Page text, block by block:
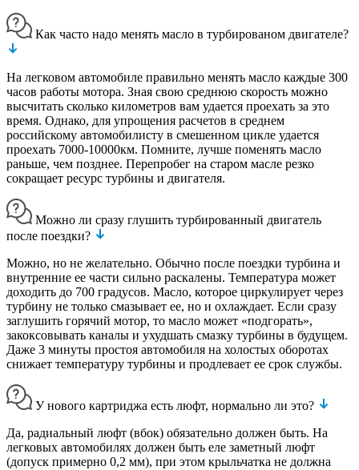
Как часто надо менять масло в турбированом двигателе?
На легковом автомобиле правильно менять масло каждые 300
часов работы мотора. Зная свою среднюю скорость можно
высчитать сколько километров вам удается проехать за это
время. Однако, для упрощения расчетов в среднем
российскому автомобилисту в смешенном цикле удается
проехать 7000-10000км. Помните, лучше поменять масло
раньше, чем позднее. Перепробег на старом масле резко
сокращает ресурс турбины и двигателя.
Можно ли сразу глушить турбированный двигатель
после поездки?
Можно, но не желательно. Обычно после поездки турбина и
внутренние ее части сильно раскалены. Температура может
доходить до 700 градусов. Масло, которое циркулирует через
турбину не только смазывает ее, но и охлаждает. Если сразу
заглушить горячий мотор, то масло может «подгорать»,
закоксовывать каналы и ухудшать смазку турбины в будущем.
Даже 3 минуты простоя автомобиля на холостых оборотах
снижает температуру турбины и продлевает ее срок службы.
У нового картриджа есть люфт, нормально ли это?
Да, радиальный люфт (вбок) обязательно должен быть. На
легковых автомобилях должен быть еле заметный люфт
(допуск примерно 0,2 мм), при этом крыльчатка не должна